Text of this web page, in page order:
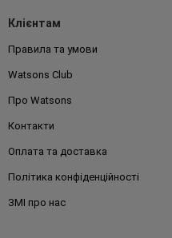
Клієнтам
Правила та умови
Watsons Club
Про Watsons
Контакти
Оплата та доставка
Політика конфіденційності
ЗМІ про нас